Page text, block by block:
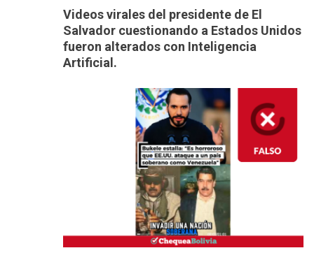
Videos virales del presidente de El
Salvador cuestionando a Estados Unidos
fueron alterados con Inteligencia
Artificial.